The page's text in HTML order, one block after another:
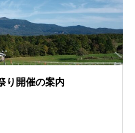
り開催の案内